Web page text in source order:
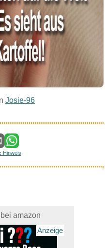
Josie-96
Hinweis
amazon
Anzeige